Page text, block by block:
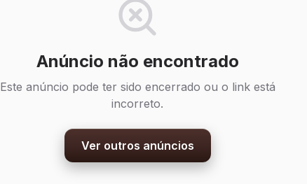
Anúncio não encontrado
Este anúncio pode ter sido encerrado ou o link está
incorreto.
Ver outros anúncios